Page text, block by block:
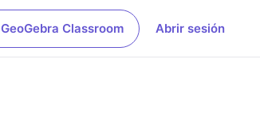
GeoGebra Classroom Abrir sesión